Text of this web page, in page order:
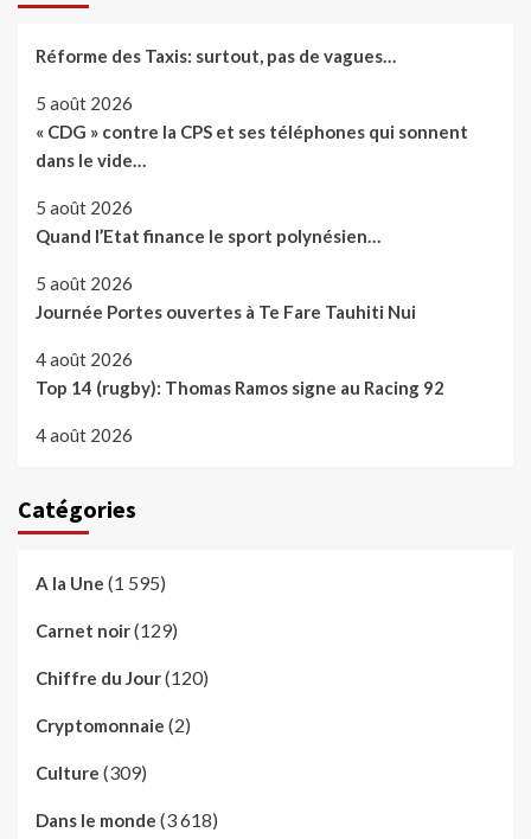
Réforme des Taxis: surtout, pas de vagues…
5 août 2026
« CDG » contre la CPS et ses téléphones qui sonnent
dans le vide…
5 août 2026
Quand l’Etat finance le sport polynésien…
5 août 2026
Journée Portes ouvertes à Te Fare Tauhiti Nui
4 août 2026
Top 14 (rugby): Thomas Ramos signe au Racing 92
4 août 2026
Catégories
A la Une (1 595)
Carnet noir(129)
Chiffre du Jour(120)
Cryptomonnaie (2)
Culture (309)
Dans le monde (3 618)